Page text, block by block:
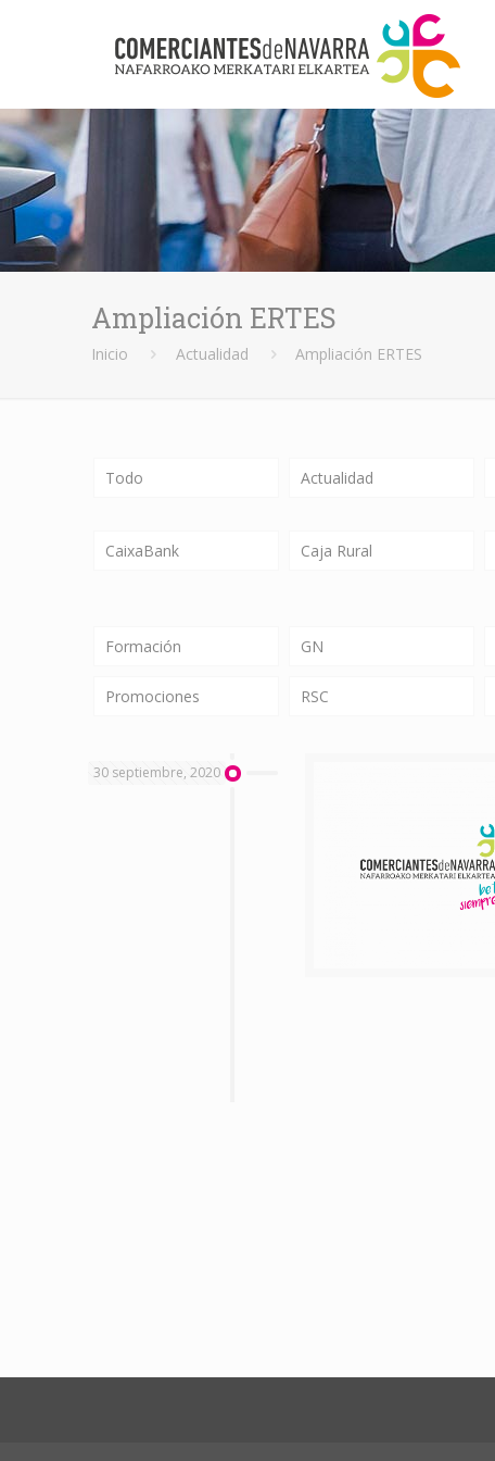
Ampliación ERTES
Inicio Actualidad Ampliación ERTES
Todo Actualidad
CaixaBank Caja Rural
Formación GN
Promociones RSC
30 septiembre, 2020